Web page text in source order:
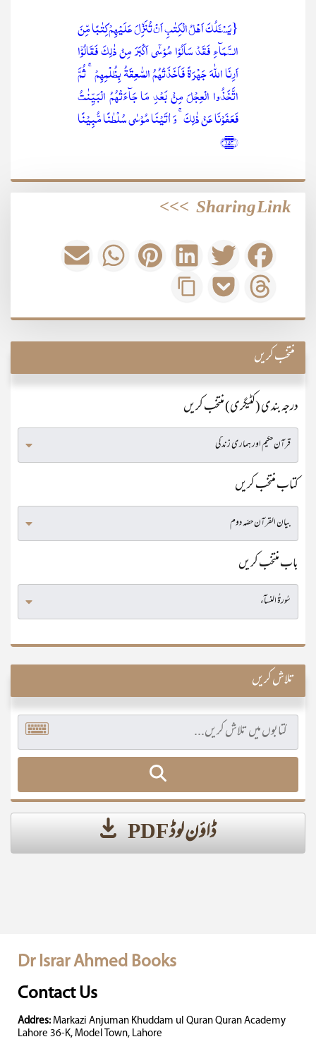
{یَسۡـَٔلُکَ اَہۡلُ الۡکِتٰبِ اَنۡ تُنَزِّلَ عَلَیۡہِمۡ کِتٰبًا مِّنَ
السَّمَآءِ فَقَدۡ سَاَلُوۡا مُوۡسٰۤی اَکۡبَرَ مِنۡ ذٰلِکَ فَقَالُوۡۤا
اَرِنَا اللّٰہَ جَہۡرَۃً فَاَخَذَتۡہُمُ الصّٰعِقَۃُ بِظُلۡمِہِمۡ ۚ ثُمَّ
اتَّخَذُوا الۡعِجۡلَ مِنۡۢ بَعۡدِ مَا جَآءَتۡہُمُ الۡبَیِّنٰتُ
فَعَفَوۡنَا عَنۡ ذٰلِکَ ۚ وَ اٰتَیۡنَا مُوۡسٰی سُلۡطٰنًا مُّبِیۡنًا
﴿۱۵۳﴾
Sharing Link
>>>
منتخب کریں
درجہ بندی (کٹیگری) منتخب کریں
کتاب منتخب کریں
باب منتخب کریں
تلاش کریں
ڈاؤن لوڈ PDF
Dr Israr Ahmed Books
Contact Us
Addres: Markazi Anjuman Khuddam ul Quran Quran Academy
Lahore 36-K, Model Town, Lahore